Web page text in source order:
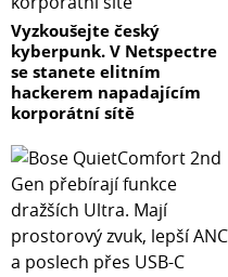
Vyzkoušejte český
kyberpunk. V Netspectre
se stanete elitním
hackerem napadajícím
korporátní sítě